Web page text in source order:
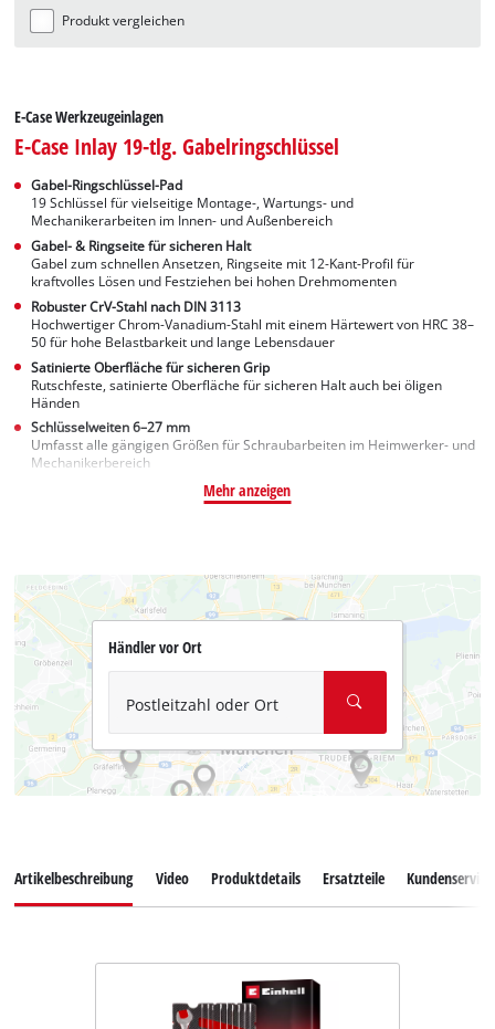
Produkt vergleichen
E-Case Werkzeugeinlagen
E-Case Inlay 19-tlg. Gabelringschlüssel
Gabel-Ringschlüssel-Pad
19 Schlüssel für vielseitige Montage-, Wartungs- und
Mechanikerarbeiten im Innen- und Außenbereich
Gabel- & Ringseite für sicheren Halt
Gabel zum schnellen Ansetzen, Ringseite mit 12-Kant-Profil für
kraftvolles Lösen und Festziehen bei hohen Drehmomenten
Robuster CrV-Stahl nach DIN 3113
Hochwertiger Chrom-Vanadium-Stahl mit einem Härtewert von HRC 38–
50 für hohe Belastbarkeit und lange Lebensdauer
Satinierte Oberfläche für sicheren Grip
Rutschfeste, satinierte Oberfläche für sicheren Halt auch bei öligen
Händen
Schlüsselweiten 6–27 mm
Umfasst alle gängigen Größen für Schraubarbeiten im Heimwerker- und
Mechanikerbereich
Mehr anzeigen
Händler vor Ort
Postleitzahl oder Ort
Artikelbeschreibung Video Produktdetails Ersatzteile Kundenservice